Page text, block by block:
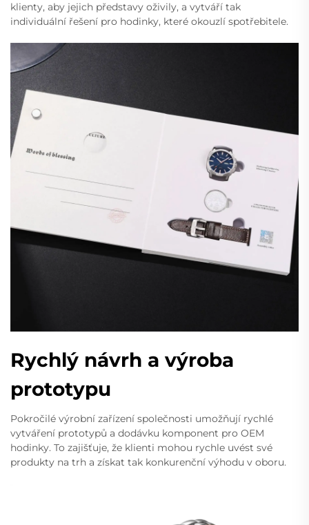
klienty, aby jejich představy oživily, a vytváří tak
individuální řešení pro hodinky, které okouzlí spotřebitele.
Rychlý návrh a výroba
prototypu
Pokročilé výrobní zařízení společnosti umožňují rychlé
vytváření prototypů a dodávku komponent pro OEM
hodinky. To zajišťuje, že klienti mohou rychle uvést své
produkty na trh a získat tak konkurenční výhodu v oboru.